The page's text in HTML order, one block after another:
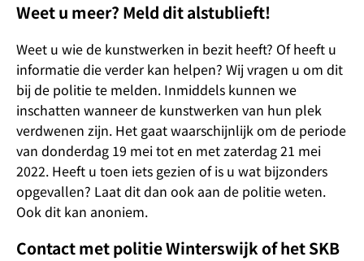
Weet u meer? Meld dit alstublieft!
Weet u wie de kunstwerken in bezit heeft? Of heeft u
informatie die verder kan helpen? Wij vragen u om dit
bij de politie te melden. Inmiddels kunnen we
inschatten wanneer de kunstwerken van hun plek
verdwenen zijn. Het gaat waarschijnlijk om de periode
van donderdag 19 mei tot en met zaterdag 21 mei
2022. Heeft u toen iets gezien of is u wat bijzonders
opgevallen? Laat dit dan ook aan de politie weten.
Ook dit kan anoniem.
Contact met politie Winterswijk of het SKB